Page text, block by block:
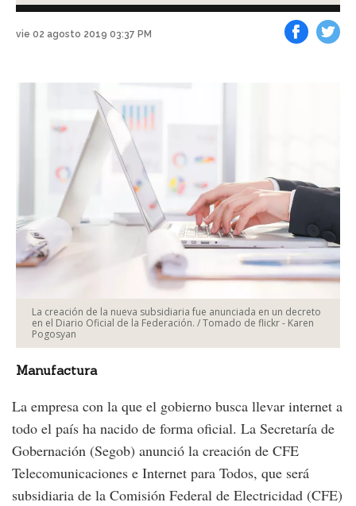
vie 02 agosto 2019 03:37 PM
La creación de la nueva subsidiaria fue anunciada en un decreto
en el Diario Oficial de la Federación. / Tomado de flickr - Karen
Pogosyan
Manufactura
La empresa con la que el gobierno busca llevar internet a
todo el país ha nacido de forma oficial. La Secretaría de
Gobernación (Segob) anunció la creación de CFE
Telecomunicaciones e Internet para Todos, que será
subsidiaria de la Comisión Federal de Electricidad (CFE)